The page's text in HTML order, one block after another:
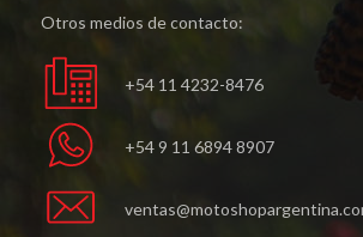
Otros medios de contacto:
+54 11 4232-8476
+54 9 11 6894 8907